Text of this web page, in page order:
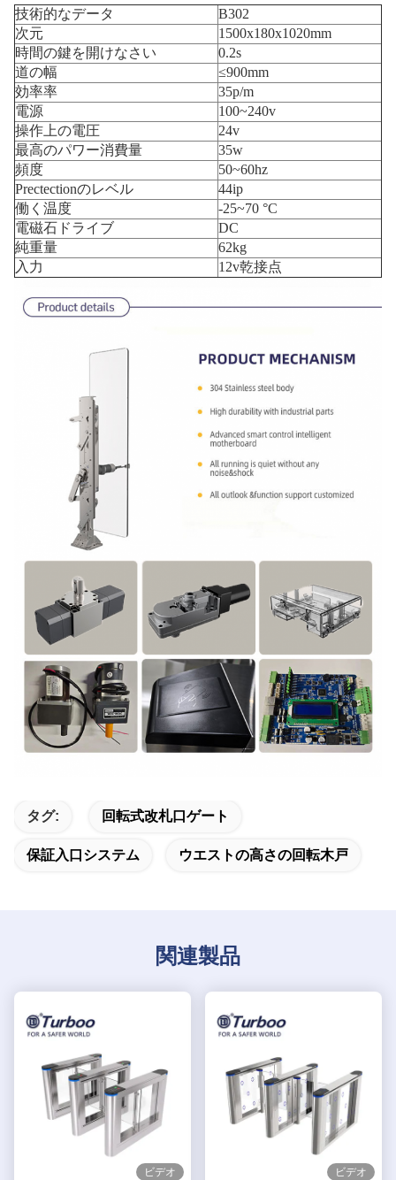
技術的なデータ
B302
次元
1500x180x1020mm
時間の鍵を開けなさい
0.2s
道の幅
≤900mm
効率率
35p/m
電源
100~240v
操作上の電圧
24v
最高のパワー消費量
35w
頻度
50~60hz
Prectectionのレベル
44ip
働く温度
-25~70 °C
電磁石ドライブ
DC
純重量
62kg
入力
12v乾接点
タグ: 回転式改札口ゲート
保証入口システム ウエストの高さの回転木戸
関連製品
ビデオ ビデオ